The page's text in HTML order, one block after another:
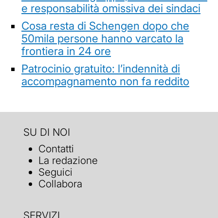
e responsabilità omissiva dei sindaci
Cosa resta di Schengen dopo che
50mila persone hanno varcato la
frontiera in 24 ore
Patrocinio gratuito: l’indennità di
accompagnamento non fa reddito
SU DI NOI
Contatti
La redazione
Seguici
Collabora
SERVIZI